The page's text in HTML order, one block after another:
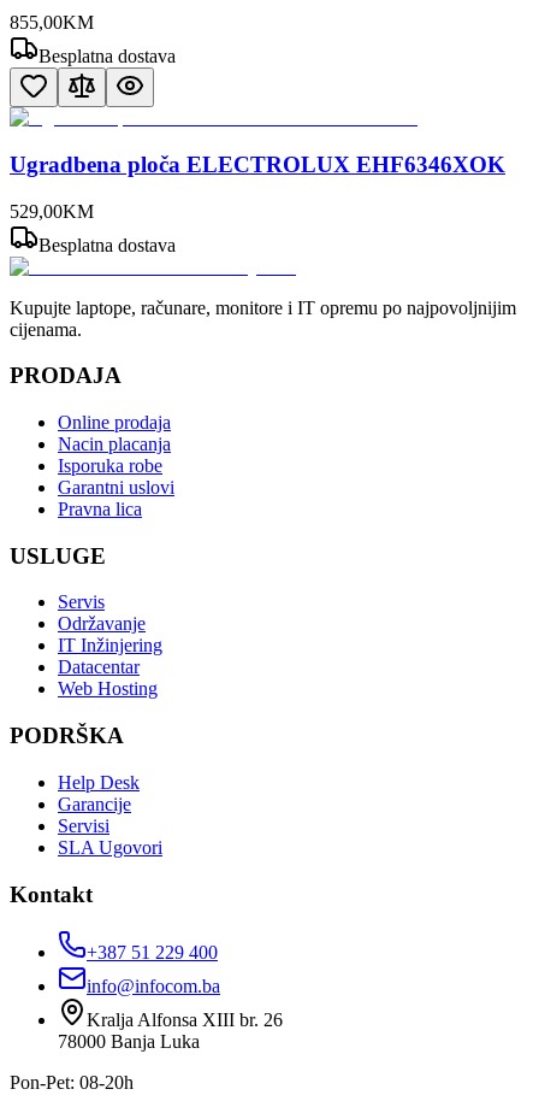
855,00KM
Besplatna dostava
Ugradbena ploča ELECTROLUX EHF6346XOK
529,00KM
Besplatna dostava
Kupujte laptope, računare, monitore i IT opremu po najpovoljnijim
cijenama.
PRODAJA
Online prodaja
Nacin placanja
Isporuka robe
Garantni uslovi
Pravna lica
USLUGE
Servis
Održavanje
IT Inžinjering
Datacentar
Web Hosting
PODRŠKA
Help Desk
Garancije
Servisi
SLA Ugovori
Kontakt
+387 51 229 400
info@infocom.ba
Kralja Alfonsa XIII br. 26
78000 Banja Luka
Pon-Pet: 08-20h